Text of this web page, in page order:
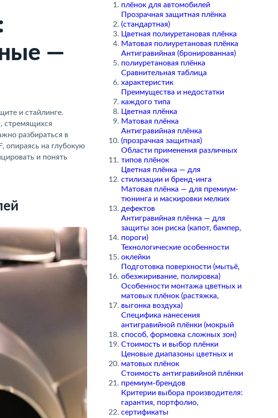
—
и стайлинге.
стремящихся
разбираться
опираясь на глубокую
и понять
плёнок для автомобилей
Прозрачная защитная плёнка
(стандартная)
Цветная полиуретановая плёнка
Матовая полиуретановая плёнка
Антигравийная (бронированная)
полиуретановая плёнка
Сравнительная таблица
характеристик
Преимущества и недостатки
каждого типа
Цветная плёнка
Матовая плёнка
Антигравийная плёнка
(прозрачная защитная)
Области применения различных
типов плёнок
Цветная плёнка — для
стилизации и бренд-инга
Матовая плёнка — для премиум-
тюнинга и маскировки мелких
дефекто
Антигравийная плёнка — для
защиты зон риска (капот, бампер,
пороги)
Технологические особенности
оклейки
Подготовка поверхности (мытьё,
обезжиривание, полировка)
Особенности монтажа цветных и
матовых плёнок (растяжка,
ыгонка воздуха)
Специфика нанесения
антигравийной плёнки (мокрый
способ, формовка сложных зон)
Стоимость и выбор плёнки
Ценовые диапазоны цветных и
матовых плёнок
Стоимость антигравийной плёнки
премиум-брендо
Критерии выбора производителя:
арантия, портфолио,
сертификаты